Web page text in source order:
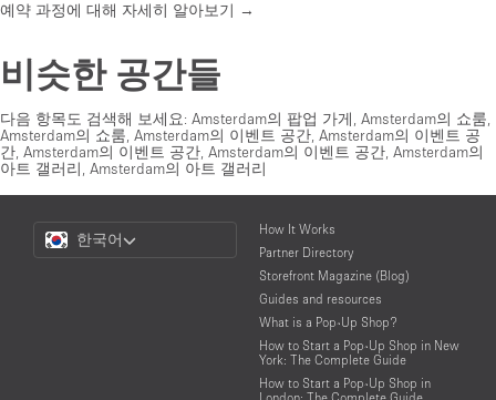
예약 과정에 대해 자세히 알아보기 →
비슷한 공간들
다음 항목도 검색해 보세요: Amsterdam의 팝업 가게 Amsterdam의 쇼룸
Amsterdam의 쇼룸 Amsterdam의 이벤트 공간 Amsterdam의 이벤트 공
간 Amsterdam의 이벤트 공간 Amsterdam의 이벤트 공간 Amsterdam의
아트 갤러리 Amsterdam의 아트 갤러리
Choose
Language
한국어
How It Works
Partner Directory
Storefront Magazine (Blog)
Guides and resources
What is a Pop-Up Shop?
How to Start a Pop-Up Shop in New
York: The Complete Guide
How to Start a Pop-Up Shop in